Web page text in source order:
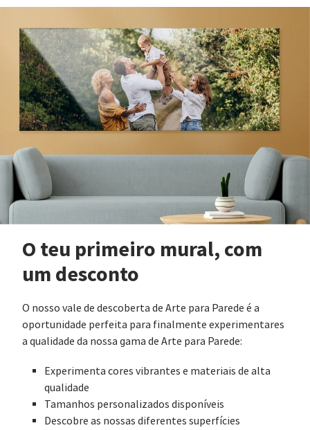
O teu primeiro mural, com
um desconto
O nosso vale de descoberta de Arte para Parede é a
oportunidade perfeita para finalmente experimentares
a qualidade da nossa gama de Arte para Parede:
Experimenta cores vibrantes e materiais de alta
qualidade
Tamanhos personalizados disponíveis
Descobre as nossas diferentes superfícies